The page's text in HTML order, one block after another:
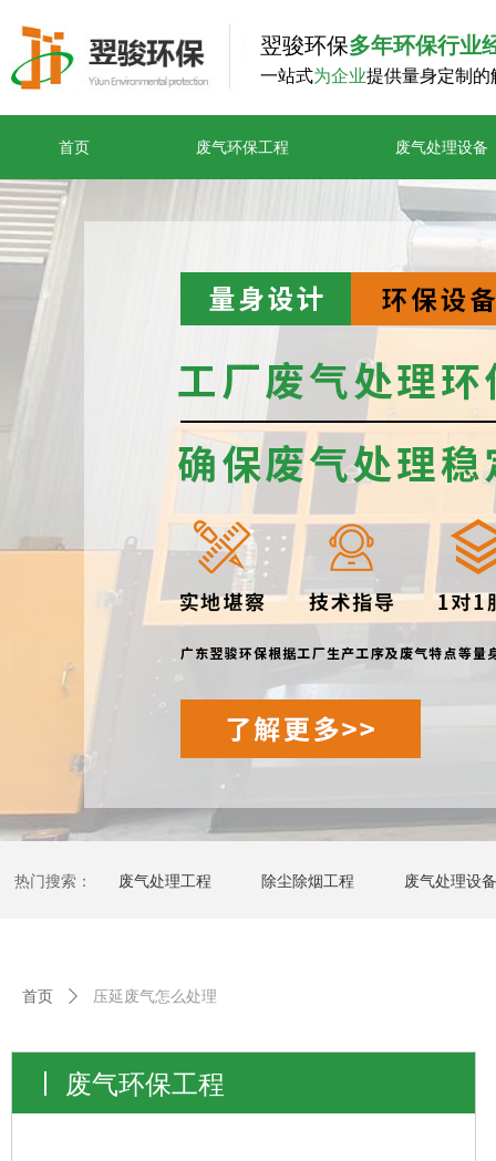
首页 废气环保工程 废气处理设备
翌骏环保多年环保行业
一站式为企业提供量身定制的
首页 ꄲ 压延废气怎么处理
废气环保工程
热门搜索： 废气处理工程 除尘除烟工程 废气处理设